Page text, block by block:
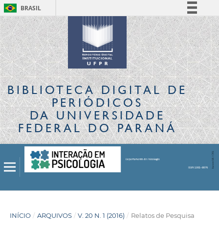
BRASIL
Simplifique!
Comunica BR
Participe
Acesso à informação
Legislação
Canais
BIBLIOTECA DIGITALDE
PERIÓDICOS
DA UNIVERSIDADE
FEDERAL DO PARANÁ
INÍCIO / ARQUIVOS / V. 20 N. 1 (2016) / Relatos de Pesquisa